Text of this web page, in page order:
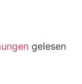
gelesen